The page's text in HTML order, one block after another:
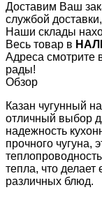
Доставим Ваш
службой
Наши склады
Весь товар в
Адреса смотрите
рады!
Обзор
Казан чугунный
отличный выбор
надежность
прочного чугуна,
тепла, что
различных блюд.